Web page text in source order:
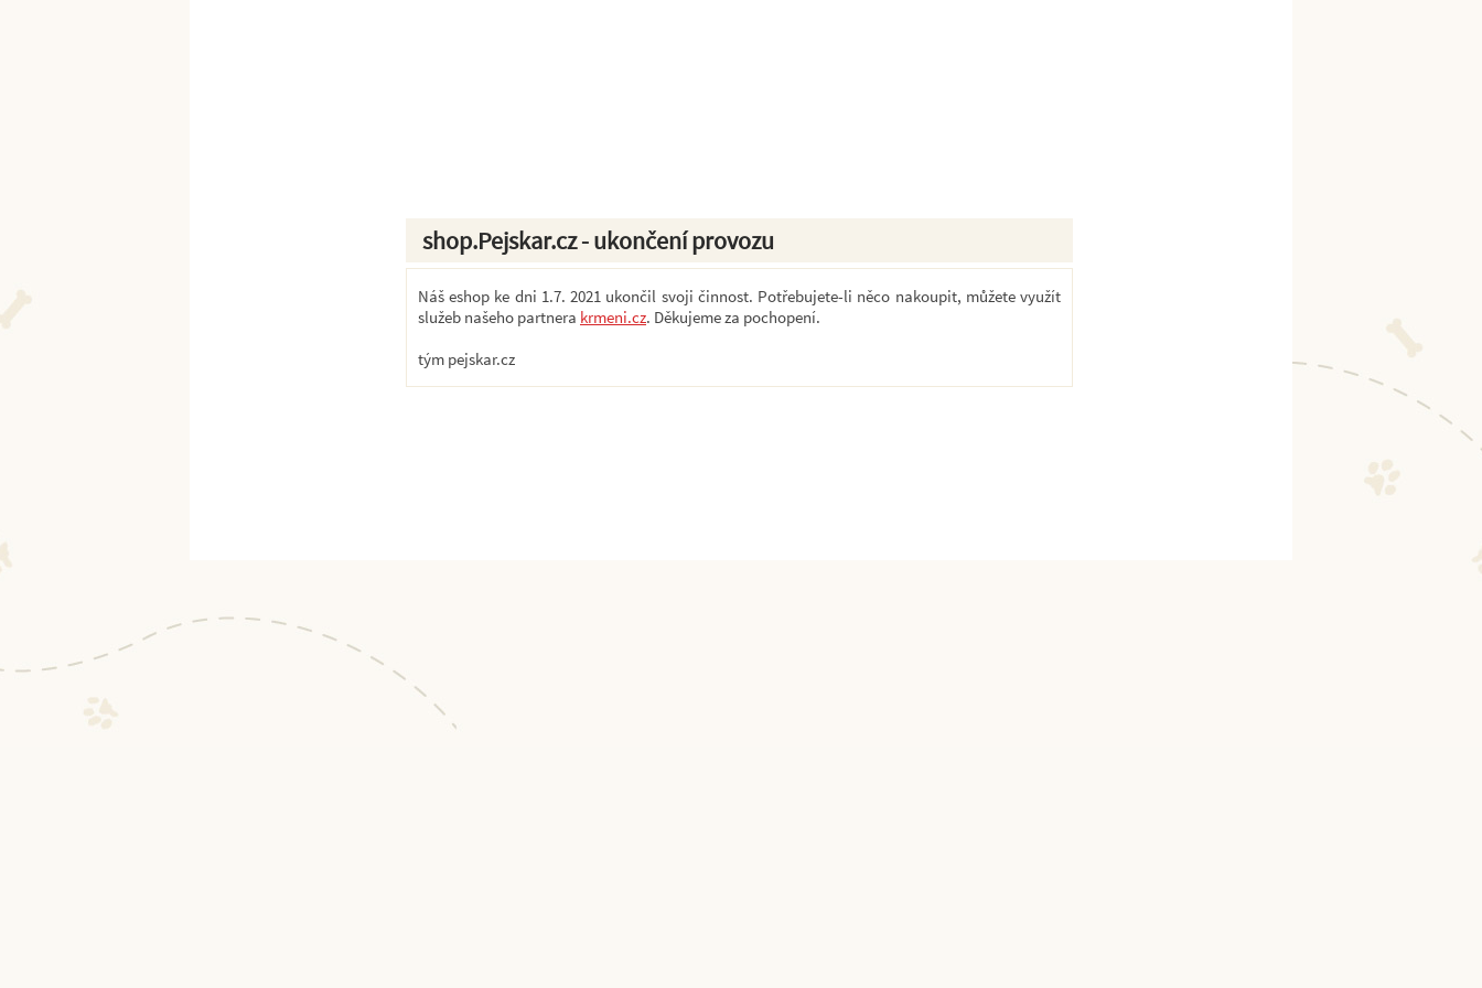
shop.Pejskar.cz - ukončení provozu
Náš eshop ke dni 1.7. 2021 ukončil svoji činnost. Potřebujete-li něco nakoupit, můžete využít
služeb našeho partnera krmeni.cz. Děkujeme za pochopení.
tým pejskar.cz